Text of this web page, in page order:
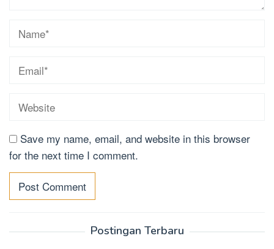
Save my name, email, and website in this browser
for the next time I comment.
Postingan Terbaru